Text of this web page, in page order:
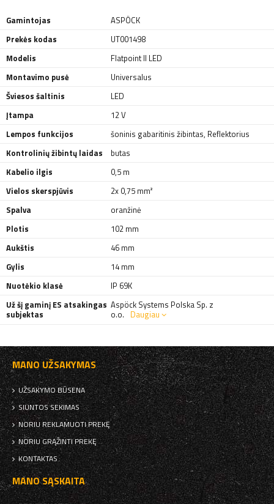
Gamintojas
ASPÖCK
Prekės kodas
UT001498
Modelis
Flatpoint II LED
Montavimo pusė
Universalus
Šviesos šaltinis
LED
Įtampa
12 V
Lempos funkcijos
šoninis gabaritinis žibintas, Reflektorius
Kontrolinių žibintų laidas
butas
Kabelio ilgis
0,5 m
Vielos skerspjūvis
2x 0,75 mm²
Spalva
oranžinė
Plotis
102 mm
Aukštis
46 mm
Gylis
14 mm
Nuotėkio klasė
IP 69K
Už šį gaminį ES atsakingas
subjektas
Aspöck Systems Polska Sp. z
o.o. Daugiau
MANO UŽSAKYMAS
UŽSAKYMO BŪSENA
SIUNTOS SEKIMAS
NORIU REKLAMUOTI PREKĘ
NORIU GRĄŽINTI PREKĘ
KONTAKTAS
MANO SĄSKAITA